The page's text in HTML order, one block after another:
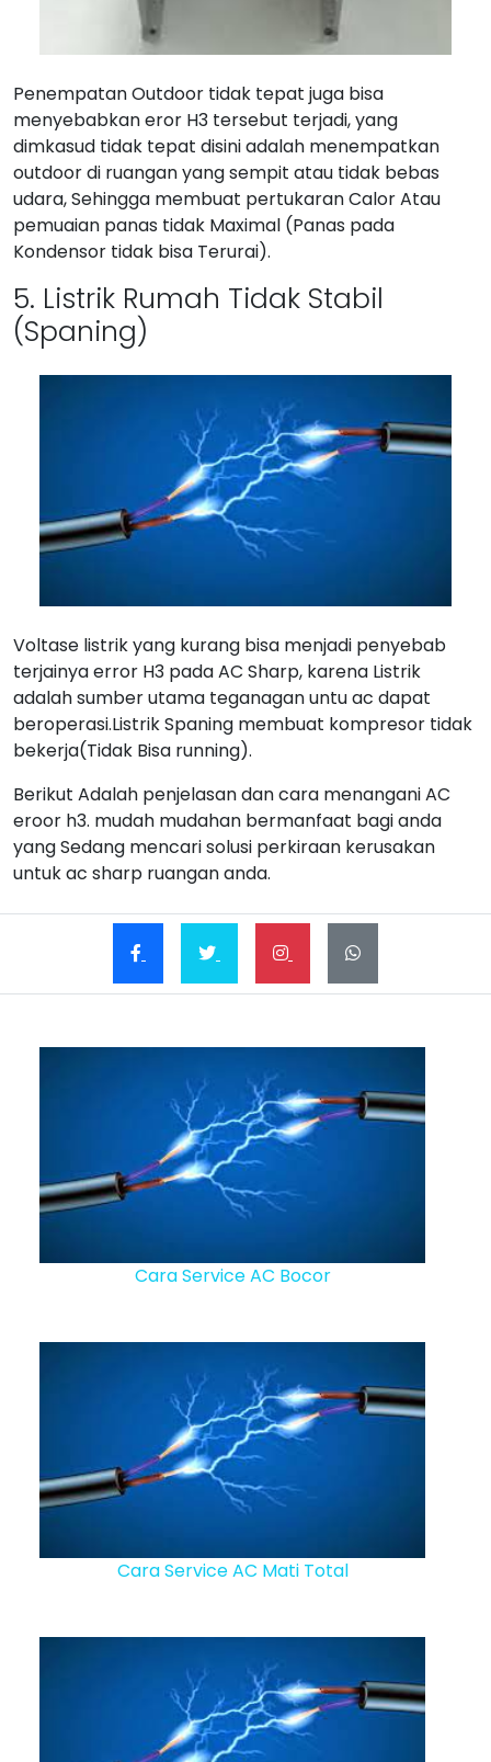
Penempatan Outdoor tidak tepat juga bisa
menyebabkan eror H3 tersebut terjadi, yang
dimkasud tidak tepat disini adalah menempatkan
outdoor di ruangan yang sempit atau tidak bebas
udara, Sehingga membuat pertukaran Calor Atau
pemuaian panas tidak Maximal (Panas pada
Kondensor tidak bisa Terurai).
5. Listrik Rumah Tidak Stabil
(Spaning)
Voltase listrik yang kurang bisa menjadi penyebab
terjainya error H3 pada AC Sharp, karena Listrik
adalah sumber utama teganagan untu ac dapat
beroperasi.Listrik Spaning membuat kompresor tidak
bekerja(Tidak Bisa running).
Berikut Adalah penjelasan dan cara menangani AC
eroor h3. mudah mudahan bermanfaat bagi anda
yang Sedang mencari solusi perkiraan kerusakan
untuk ac sharp ruangan anda.
Cara Service AC Bocor
Cara Service AC Mati Total